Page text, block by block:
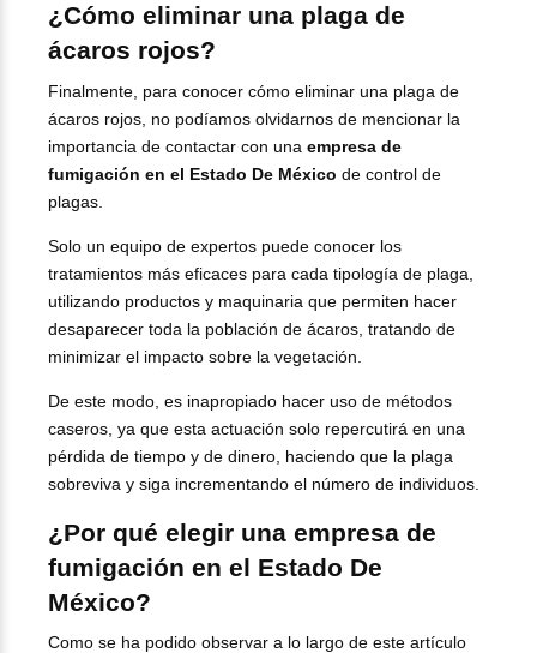
¿Cómo eliminar una plaga de
ácaros rojos?
Finalmente, para conocer cómo eliminar una plaga de
ácaros rojos, no podíamos olvidarnos de mencionar la
importancia de contactar con una empresa de
fumigación en el Estado De México de control de
plagas.
Solo un equipo de expertos puede conocer los
tratamientos más eficaces para cada tipología de plaga,
utilizando productos y maquinaria que permiten hacer
desaparecer toda la población de ácaros, tratando de
minimizar el impacto sobre la vegetación.
De este modo, es inapropiado hacer uso de métodos
caseros, ya que esta actuación solo repercutirá en una
pérdida de tiempo y de dinero, haciendo que la plaga
sobreviva y siga incrementando el número de individuos.
¿Por qué elegir una empresa de
fumigación en el Estado De
México?
Como se ha podido observar a lo largo de este artículo